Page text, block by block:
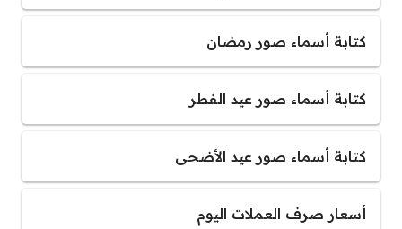
كتابة أسماء صور رمضان
كتابة أسماء صور عيد الفطر
كتابة أسماء صور عيد الأضحى
أسعار صرف العملات اليوم